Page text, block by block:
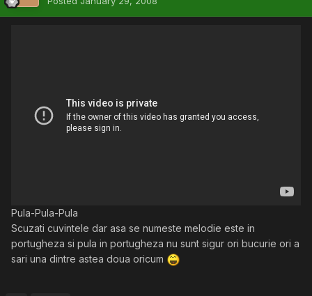
Pula-Pula-Pula
Scuzati cuvintele dar asa se numeste melodie este in
portugheza si pula in portugheza nu sunt sigur ori bucurie ori a
sari una dintre astea doua oricum